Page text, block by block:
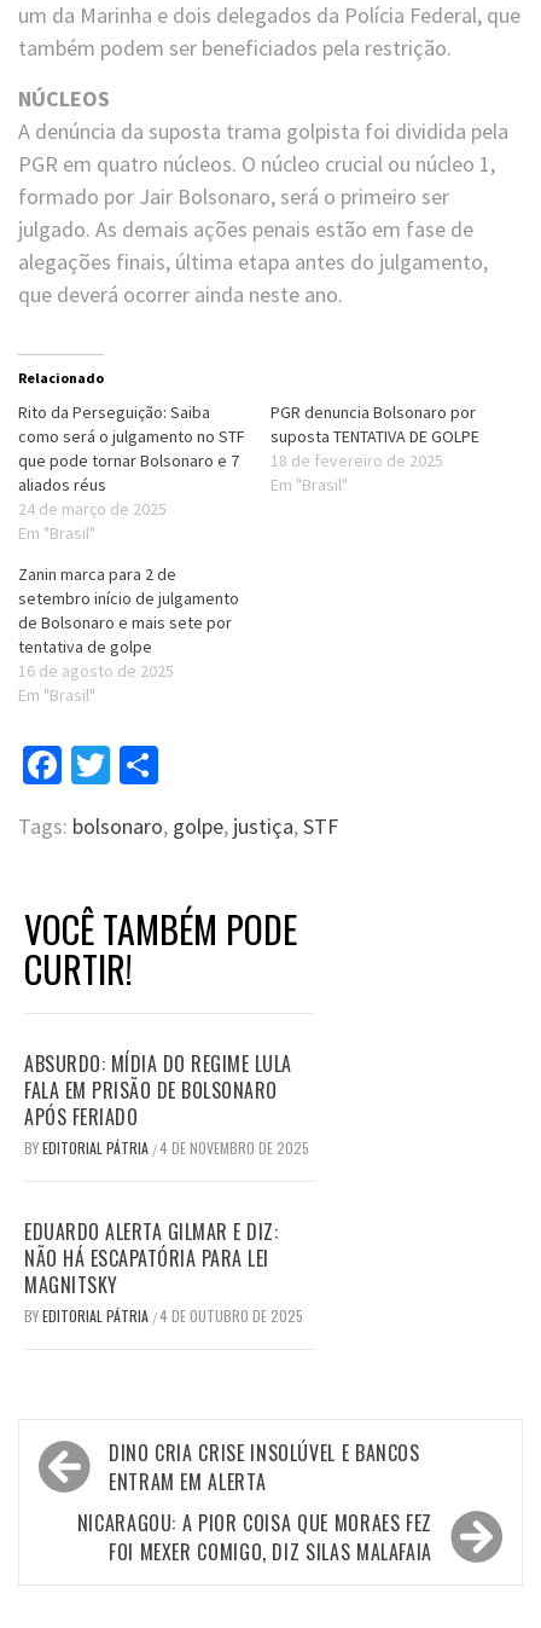
um da Marinha e dois delegados da Polícia Federal, que
também podem ser beneficiados pela restrição.
NÚCLEOS
A denúncia da suposta trama golpista foi dividida pela
PGR em quatro núcleos. O núcleo crucial ou núcleo 1,
formado por Jair Bolsonaro, será o primeiro ser
julgado. As demais ações penais estão em fase de
alegações finais, última etapa antes do julgamento,
que deverá ocorrer ainda neste ano.
Relacionado
Rito da Perseguição: Saiba
como será o julgamento no STF
que pode tornar Bolsonaro e 7
aliados réus
24 de março de 2025
Em "Brasil"
PGR denuncia Bolsonaro por
suposta TENTATIVA DE GOLPE
18 de fevereiro de 2025
Em "Brasil"
Zanin marca para 2 de
setembro início de julgamento
de Bolsonaro e mais sete por
tentativa de golpe
16 de agosto de 2025
Em "Brasil"
Facebook
Twitter
Tags: bolsonaro, golpe, justiça,STF
VOCÊ TAMBÉM PODE
CURTIR!
ABSURDO: MÍDIA DO REGIME LULA
FALA EM PRISÃO DE BOLSONARO
APÓS FERIADO
BYEDITORIAL PÁTRIA /4 DE NOVEMBRO DE 2025
EDUARDO ALERTA GILMAR E DIZ:
NÃO HÁ ESCAPATÓRIA PARA LEI
MAGNITSKY
BYEDITORIAL PÁTRIA /4 DE OUTUBRO DE 2025
Navegação
de
Post
DINO CRIA CRISE INSOLÚVEL E BANCOS
ENTRAM EM ALERTA
NICARAGOU: A PIOR COISA QUE MORAES FEZ
FOI MEXER COMIGO, DIZ SILAS MALAFAIA